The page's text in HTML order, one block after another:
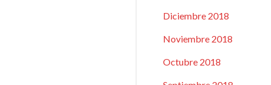
Diciembre 2018
Noviembre 2018
Octubre 2018